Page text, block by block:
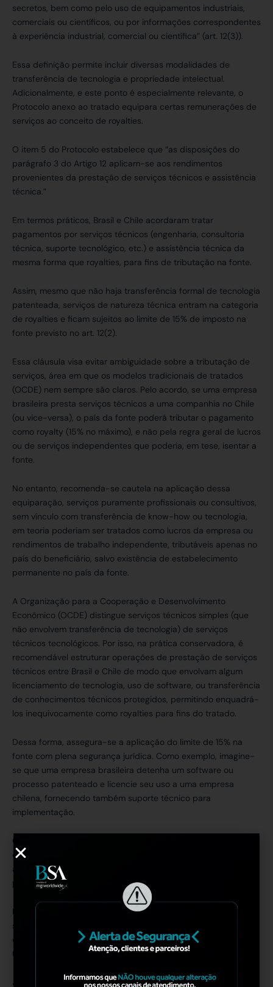
secretos, bem como pelo uso de equipamentos industriais,
comerciais ou científicos, ou por informações correspondentes
à experiência industrial, comercial ou científica” (art. 12(3)).
Essa definição permite incluir diversas modalidades de
transferência de tecnologia e propriedade intelectual.
Adicionalmente, e este ponto é especialmente relevante, o
Protocolo anexo ao tratado equipara certas remunerações de
serviços ao conceito de royalties.
O item 5 do Protocolo estabelece que “as disposições do
parágrafo 3 do Artigo 12 aplicam-se aos rendimentos
provenientes da prestação de serviços técnicos e assistência
técnica.”
Em termos práticos, Brasil e Chile acordaram tratar
pagamentos por serviços técnicos (engenharia, consultoria
técnica, suporte tecnológico, etc.) e assistência técnica da
mesma forma que royalties, para fins de tributação na fonte.
Assim, mesmo que não haja transferência formal de tecnologia
patenteada, serviços de natureza técnica entram na categoria
de royalties e ficam sujeitos ao limite de 15% de imposto na
fonte previsto no art. 12(2).
Essa cláusula visa evitar ambiguidade sobre a tributação de
serviços, área em que os modelos tradicionais de tratados
(OCDE) nem sempre são claros. Pelo acordo, se uma empresa
brasileira presta serviços técnicos a uma companhia no Chile
(ou vice-versa), o país da fonte poderá tributar o pagamento
como royalty (15% no máximo), e não pela regra geral de lucros
ou de serviços independentes que poderia, em tese, isentar a
fonte.
No entanto, recomenda-se cautela na aplicação dessa
equiparação, serviços puramente profissionais ou consultivos,
sem vínculo com transferência de know-how ou tecnologia,
em teoria poderiam ser tratados como lucros da empresa ou
rendimentos de trabalho independente, tributáveis apenas no
país do beneficiário, salvo existência de estabelecimento
permanente no país da fonte.
A Organização para a Cooperação e Desenvolvimento
Econômico (OCDE) distingue serviços técnicos simples (que
não envolvem transferência de tecnologia) de serviços
técnicos tecnológicos. Por isso, na prática conservadora, é
recomendável estruturar operações de prestação de serviços
técnicos entre Brasil e Chile de modo que envolvam algum
licenciamento de tecnologia, uso de software, ou transferência
de conhecimentos técnicos protegidos, permitindo enquadrá-
los inequivocamente como royalties para fins do tratado.
Dessa forma, assegura-se a aplicação do limite de 15% na
fonte com plena segurança jurídica. Como exemplo, imagine-
se que uma empresa brasileira detenha um software ou
processo patenteado e licencie seu uso a uma empresa
chilena, fornecendo também suporte técnico para
implementação.
O fluxo de pagamentos do Chile para o Brasil nesse contrato
de “royalties + assistência técnica” será tributado no Chile em
apenas 15%, conforme art. 12 do tratado, ao invés da alíquota
padrão chilena sobre royalties externos.
No Brasil, a receita de royalties ingressa como exportação de
serviços/tecnologia, isenta das contribuições PIS/COFINS
devido à imunidade constitucional das receitas de exportação
(CF art. 149, §2º, I).
Além disso, não incide ISSQN sobre serviços exportados cujo